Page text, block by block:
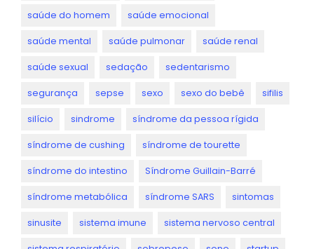
saúde do homem saúde emocional
saúde mental saúde pulmonar saúde renal
saúde sexual sedação sedentarismo
segurança sepse sexo sexo do bebê sifilis
silício sindrome síndrome da pessoa rígida
síndrome de cushing síndrome de tourette
síndrome do intestino Síndrome Guillain-Barré
síndrome metabólica síndrome SARS sintomas
sinusite sistema imune sistema nervoso central